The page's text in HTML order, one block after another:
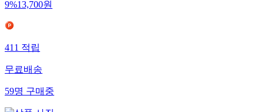
9%13,700원
411 적립
무료배송
59명 구매중